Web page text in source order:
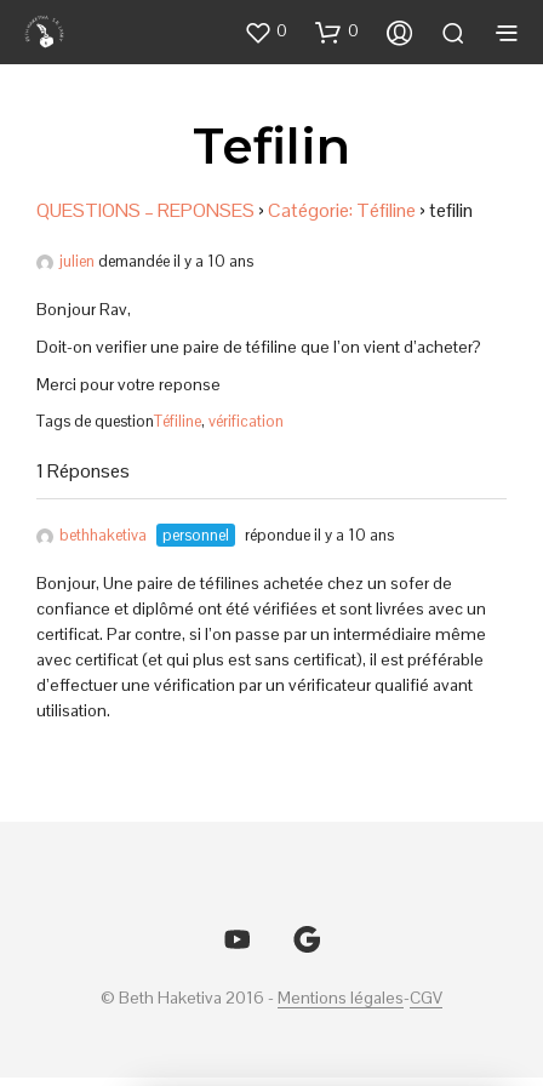
0 0
Tefilin
QUESTIONS – REPONSES ›Catégorie: Téfiline ›tefilin
julien demandée il y a 10 ans
Bonjour Rav,
Doit-on verifier une paire de téfiline que l’on vient d’acheter?
Merci pour votre reponse
Tags de questionTéfiline, vérification
1 Réponses
bethhaketiva personnel répondue il y a 10 ans
Bonjour, Une paire de téfilines achetée chez un sofer de
confiance et diplômé ont été vérifiées et sont livrées avec un
certificat. Par contre, si l’on passe par un intermédiaire même
avec certificat (et qui plus est sans certificat), il est préférable
d’effectuer une vérification par un vérificateur qualifié avant
utilisation.
© Beth Haketiva 2016 - Mentions légales-CGV